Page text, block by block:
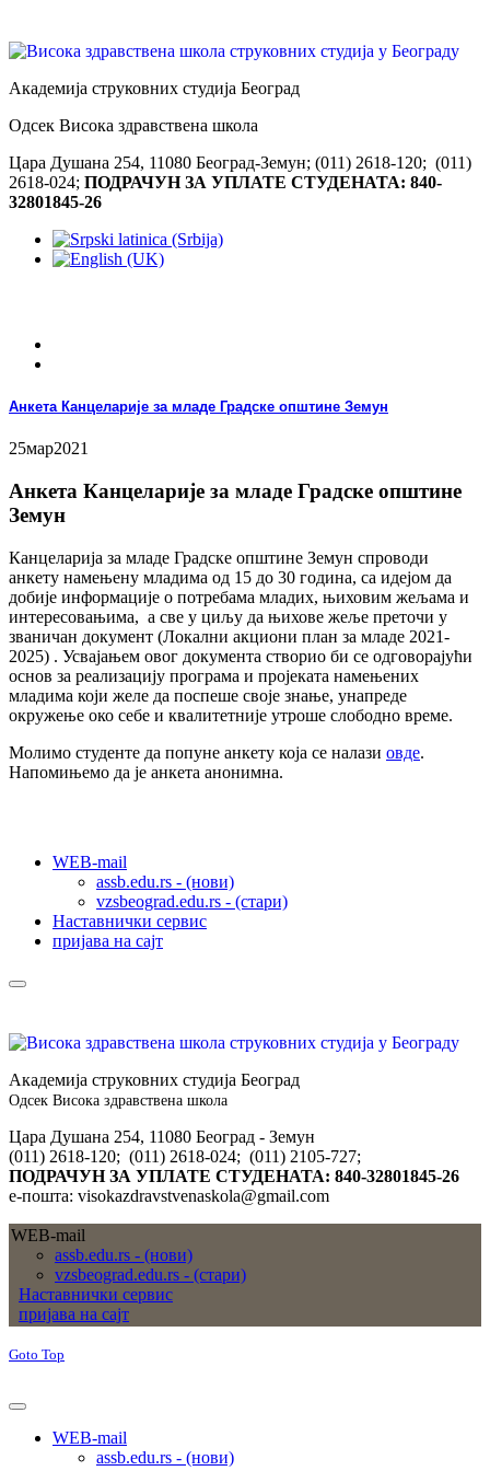
Академија струковних студија Београд
Одсек Висока здравствена школа
Цара Душана 254, 11080 Београд-Земун; (011) 2618-120; (011)
2618-024; ПОДРАЧУН ЗА УПЛАТЕ СТУДЕНАТА: 840-
32801845-26
Анкета Канцеларије за младе Градске општине Земун
25мар2021
Анкета Канцеларије за младе Градске општине
Земун
Канцеларија за младе Градске општине Земун спроводи
анкету намењену младима од 15 до 30 година, са идејом да
добије информације о потребама младих, њиховим жељама и
интересовањима, а све у циљу да њихове жеље преточи у
званичан документ (Локални акциони план за младе 2021-
2025) . Усвајањем овог документа створио би се одговорајући
основ за реализацију програма и пројеката намењених
младима који желе да поспеше своје знање, унапреде
окружење око себе и квалитетније утроше слободно време.
Молимо студенте да попуне анкету која се налази овде.
Напомињемо да је анкета анонимна.
WEB-mail
assb.edu.rs - (нови)
vzsbeograd.edu.rs - (стари)
Наставнички сервис
пријава на сајт
Академија струковних студија Београд
Одсек Висока здравствена школа
Цара Душана 254, 11080 Београд - Земун
(011) 2618-120; (011) 2618-024; (011) 2105-727;
ПОДРАЧУН ЗА УПЛАТЕ СТУДЕНАТА: 840-32801845-26
е-пошта: visokazdravstvenaskola@gmail.com
WEB-mail
assb.edu.rs - (нови)
vzsbeograd.edu.rs - (стари)
Наставнички сервис
пријава на сајт
Goto Top
WEB-mail
assb.edu.rs - (нови)